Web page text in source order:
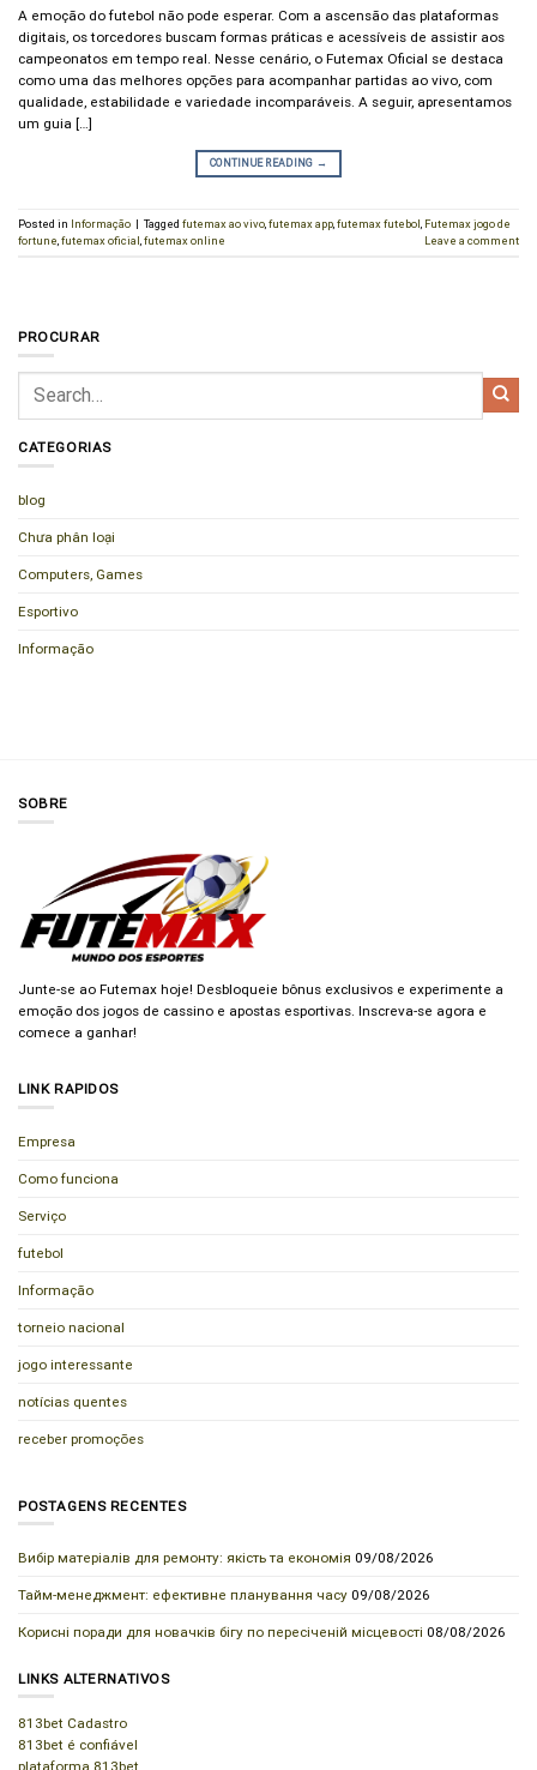
A emoção do futebol não pode esperar. Com a ascensão das plataformas
digitais, os torcedores buscam formas práticas e acessíveis de assistir aos
campeonatos em tempo real. Nesse cenário, o Futemax Oficial se destaca
como uma das melhores opções para acompanhar partidas ao vivo, com
qualidade, estabilidade e variedade incomparáveis. A seguir, apresentamos
um guia […]
CONTINUE READING →
Posted in Informação | Tagged futemax ao vivo futemax app futemax futebol Futemax jogo de
fortune futemax oficial futemax online Leave a comment
PROCURAR
CATEGORIAS
blog
Chưa phân loại
Computers, Games
Esportivo
Informação
SOBRE
Junte-se ao Futemax hoje! Desbloqueie bônus exclusivos e experimente a
emoção dos jogos de cassino e apostas esportivas. Inscreva-se agora e
comece a ganhar!
LINK RAPIDOS
Empresa
Como funciona
Serviço
futebol
Informação
torneio nacional
jogo interessante
notícias quentes
receber promoções
POSTAGENS RECENTES
Вибір матеріалів для ремонту: якість та економія 09/08/2026
Тайм-менеджмент: ефективне планування часу 09/08/2026
Корисні поради для новачків бігу по пересіченій місцевості 08/08/2026
LINKS ALTERNATIVOS
813bet Cadastro
813bet é confiável
plataforma 813bet